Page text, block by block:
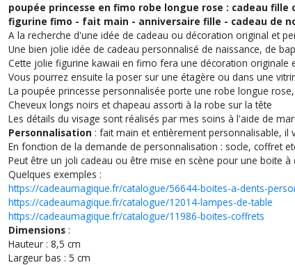
poupée princesse en fimo robe longue rose : cadeau fille
figurine fimo - fait main - anniversaire fille - cadeau de
A la recherche d'une idée de cadeau ou décoration original et
Une bien jolie idée de cadeau personnalisé de naissance, de
Cette jolie figurine kawaii en fimo fera une décoration
Vous pourrez ensuite la poser sur une étagère ou dans une
La poupée princesse personnalisée porte une robe longue
Cheveux longs noirs et chapeau assorti à la robe sur la tête
Les détails du visage sont réalisés par mes soins à l'aide de
Personnalisation : fait main et entièrement personnalisable,
En fonction de la demande de personnalisation : socle, coffret
Peut être un joli cadeau ou être mise en scène pour une boite à
Quelques exemples :
https://cadeaumagique.fr/catalogue/56644-boites-a-dents-
https://cadeaumagique.fr/catalogue/12014-lampes-de-table
https://cadeaumagique.fr/catalogue/11986-boites-coffrets
Dimensions :
Hauteur : 8,5 cm
Largeur bas : 5 cm